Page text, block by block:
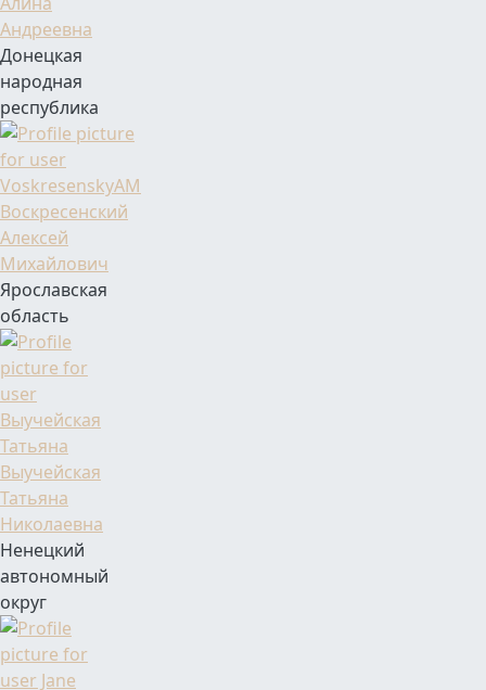
Андреевна
Донецкая
народная
республика
Фамилия Имя Отчество
Воскресенский
Алексей
Михайлович
Ярославская
область
Фамилия Имя Отчество
Выучейская
Татьяна
Николаевна
Ненецкий
автономный
округ